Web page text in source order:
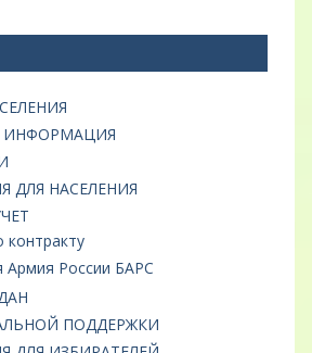
ИНФОРМАЦИЯ
ДЛЯ НАСЕЛЕНИЯ
Армия России БАРС
ПОДДЕРЖКИ